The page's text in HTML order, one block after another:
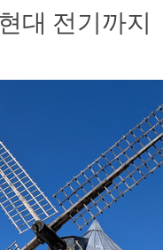
대 전기까지